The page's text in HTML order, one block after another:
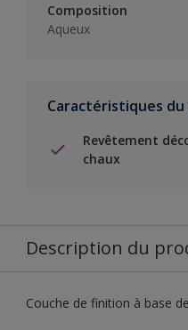
Composition
Aqueux
Caractéristiques
Revêtement
chaux
Description du
Couche de finition à base